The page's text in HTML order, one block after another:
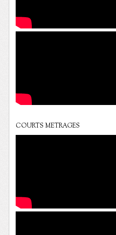
COURTS METRAGES